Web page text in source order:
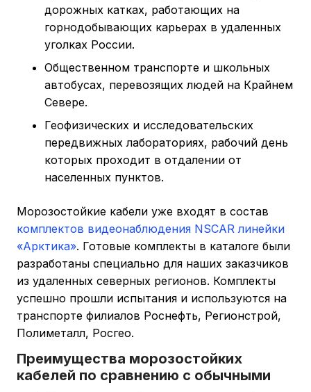
дорожных катках, работающих на
горнодобывающих карьерах в удаленных
уголках России.
Общественном транспорте и школьных
автобусах, перевозящих людей на Крайнем
Севере.
Геофизических и исследовательских
передвижных лабораториях, рабочий день
которых проходит в отдалении от
населенных пунктов.
Морозостойкие кабели уже входят в состав
комплектов видеонаблюдения NSCAR линейки
«Арктика». Готовые комплекты в каталоге были
разработаны специально для наших заказчиков
из удаленных северных регионов. Комплекты
успешно прошли испытания и используются на
транспорте филиалов Роснефть, Регионстрой,
Полиметалл, Росгео.
Преимущества морозостойких
кабелей по сравнению с обычными